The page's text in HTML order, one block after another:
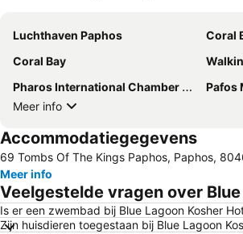
Luchthaven Paphos Coral
Coral Bay
Pharos International Chamber Music Festival
Pafos
Meer info
Accommodatiegegevens
69 Tombs Of The Kings Paphos, Paphos,
Meer info
Veelgestelde vragen over
Is er een zwembad bij Blue Lagoon Kosher
Zijn huisdieren toegestaan bij Blue Lagoon